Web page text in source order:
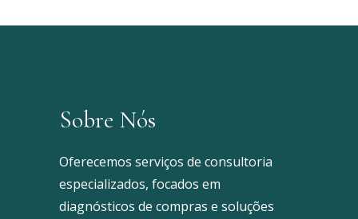
Sobre Nós
Oferecemos serviços de consultoria
especializados, focados em
diagnósticos de compras e soluções